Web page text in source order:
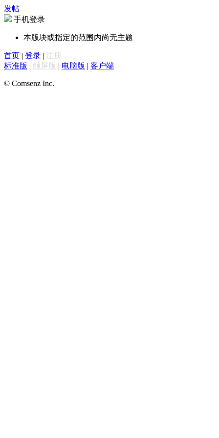
发帖
手机登录
本版块或指定的范围内尚无主题
首页 | 登录 | 注册
标准版 | 触屏版 | 电脑版 | 客户端
© Comsenz Inc.